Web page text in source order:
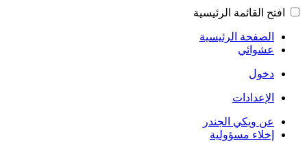
افتح القائمة الرئيسية
الصفحة الرئيسية
عشوائي
دخول
الإعدادات
عن ويكي الجندر
إخلاء مسؤولية